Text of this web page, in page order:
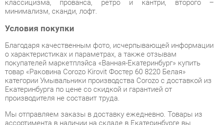
Благодаря качественным фото, исчерпывающей информации
о характеристиках и параметрах, а также отзывам
покупателей маркетплэйса «Ванная-Екатеринбург» купить
товар «Раковина Corozo Kirovit Фостер 60 8220 Белая»
категории Умывальники производства Corozo с доставкой из
Екатеринбурга по цене со скидкой и гарантией от
производителя не составит труда.
Мы отправляем заказы в доставку ежедневно. Товары из
ассортимента в наличии на складе в Екатеринбурге вы
получите не позднее48-ми часовс момента оформления
заказа. Дополнительно вы можете заказать подъём на этаж